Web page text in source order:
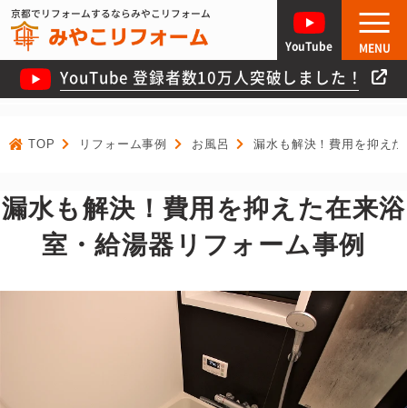
京都でリフォームするならみやこリフォーム
YouTube 登録者数10万人突破しました！
YouTube MENU
TOP リフォーム事例 お風呂 漏水も解決！費用を抑え
漏水も解決！費用を抑えた在来浴
室・給湯器リフォーム事例